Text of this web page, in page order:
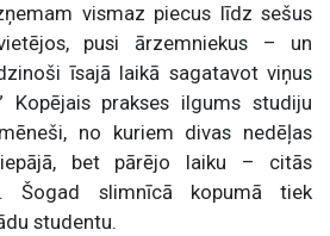
vismaz piecus līdz sešus
pusi ārzemniekus – un
īsajā laikā sagatavot viņus
Kopējais prakses ilgums studiju
no kuriem divas nedēļas
bet pārējo laiku – citās
Šogad slimnīcā kopumā tiek
studentu.